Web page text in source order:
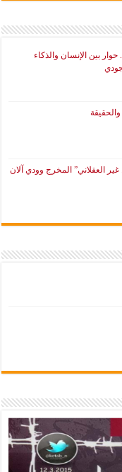
بين الإنسان والذكاء
العقلاني” المخرج وودي آلان